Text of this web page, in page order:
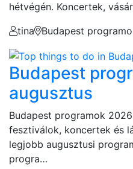
hétvégén. Koncertek,
tina
Budapest
Budapest
augusztus
Budapest programok
fesztiválok, koncertek és
legjobb augusztusi
progra…